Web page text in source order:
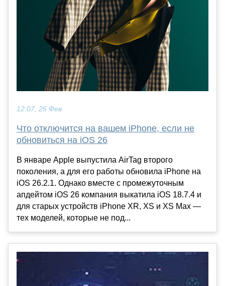
12:07, 25 Фев
Что отключится на вашем iPhone, если не
обновиться на iOS 26
В январе Apple выпустила AirTag второго
поколения, а для его работы обновила iPhone на
iOS 26.2.1. Однако вместе с промежуточным
апдейтом iOS 26 компания выкатила iOS 18.7.4 и
для старых устройств iPhone XR, XS и XS Max —
тех моделей, которые не под...